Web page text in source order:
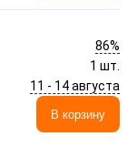
86%
1 шт.
11 - 14 августа
В корзину